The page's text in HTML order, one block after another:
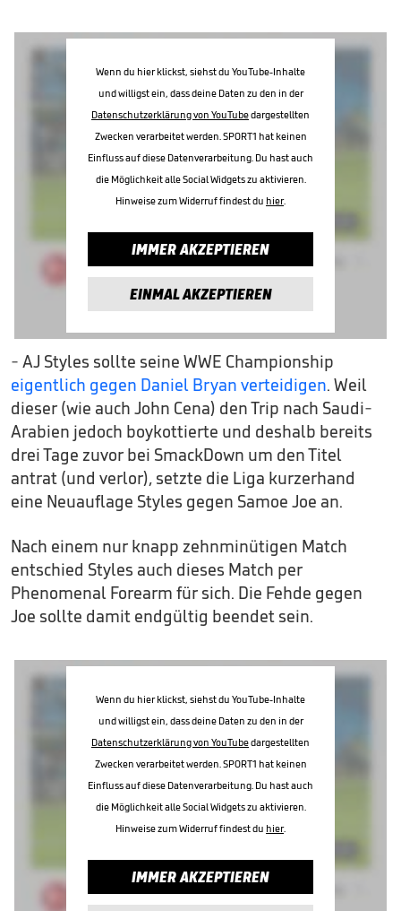
Wenn du hier klickst, siehst du YouTube-Inhalte
und willigst ein, dass deine Daten zu den in der
Datenschutzerklärung von YouTubedargestellten
Zwecken verarbeitet werden. SPORT1 hat keinen
Einfluss auf diese Datenverarbeitung. Du hast auch
die Möglichkeit alle Social Widgets zu aktivieren.
Hinweise zum Widerruf findest du hier.
IMMER AKZEPTIEREN
EINMAL AKZEPTIEREN
- AJ Styles sollte seine WWE Championship
eigentlich gegen Daniel Bryan verteidigen. Weil
dieser (wie auch John Cena) den Trip nach Saudi-
Arabien jedoch boykottierte und deshalb bereits
drei Tage zuvor bei SmackDown um den Titel
antrat (und verlor), setzte die Liga kurzerhand
eine Neuauflage Styles gegen Samoe Joe an.
Nach einem nur knapp zehnminütigen Match
entschied Styles auch dieses Match per
Phenomenal Forearm für sich. Die Fehde gegen
Joe sollte damit endgültig beendet sein.
Wenn du hier klickst, siehst du YouTube-Inhalte
und willigst ein, dass deine Daten zu den in der
Datenschutzerklärung von YouTubedargestellten
Zwecken verarbeitet werden. SPORT1 hat keinen
Einfluss auf diese Datenverarbeitung. Du hast auch
die Möglichkeit alle Social Widgets zu aktivieren.
Hinweise zum Widerruf findest du hier.
IMMER AKZEPTIEREN